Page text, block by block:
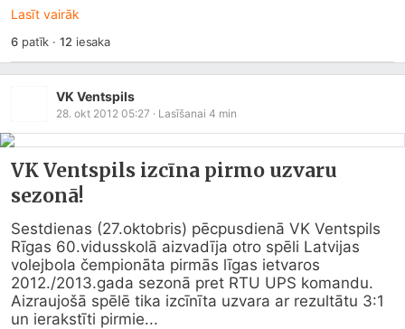
Lasīt vairāk
6patīk ·12 iesaka
VK Ventspils
28. okt 2012 05:27 · Lasīšanai 4 min
VK Ventspils izcīna pirmo uzvaru
sezonā!
Sestdienas (27.oktobris) pēcpusdienā VK Ventspils
Rīgas 60.vidusskolā aizvadīja otro spēli Latvijas
volejbola čempionāta pirmās līgas ietvaros
2012./2013.gada sezonā pret RTU UPS komandu.
Aizraujošā spēlē tika izcīnīta uzvara ar rezultātu 3:1
un ierakstīti pirmie...